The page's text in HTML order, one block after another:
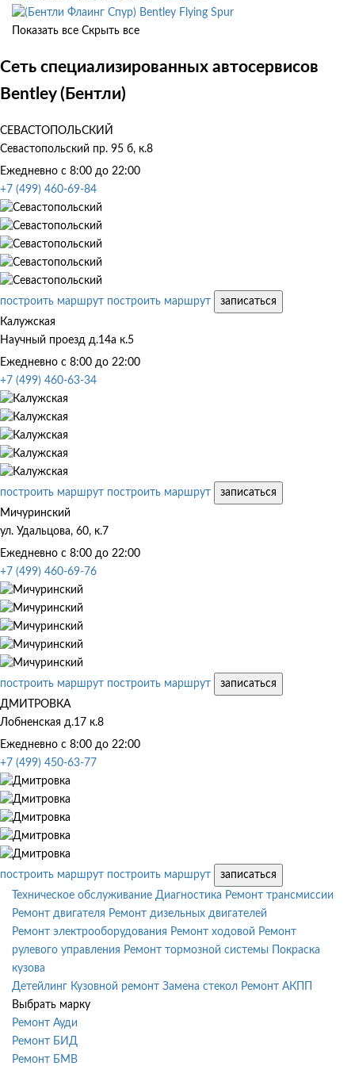
Bentley Flying Spur
Показать все Скрыть все
Сеть специализированных автосервисов
Bentley (Бентли)
СЕВАСТОПОЛЬСКИЙ
Севастопольский пр. 95 б, к.8
Ежедневно с 8:00 до 22:00
+7 (499) 460-69-84
построить маршрут построить маршрут
записаться
Калужская
Научный проезд д.14а к.5
Ежедневно с 8:00 до 22:00
+7 (499) 460-63-34
построить маршрут построить маршрут
записаться
Мичуринский
ул. Удальцова, 60, к.7
Ежедневно с 8:00 до 22:00
+7 (499) 460-69-76
построить маршрут построить маршрут
записаться
ДМИТРОВКА
Лобненская д.17 к.8
Ежедневно с 8:00 до 22:00
+7 (499) 450-63-77
построить маршрут построить маршрут
записаться
Техническое обслуживание Диагностика Ремонт трансмиссии
Ремонт двигателя Ремонт дизельных двигателей
Ремонт электрооборудования Ремонт ходовой Ремонт
рулевого управления Ремонт тормозной системы
Покраска
кузова
Детейлинг Кузовной ремонт Замена стекол Ремонт АКПП
Выбрать марку
Ремонт Ауди
Ремонт БИД
Ремонт БМВ